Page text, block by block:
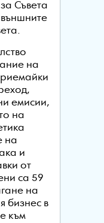
Съвета
на
емисии,
на
на
и
от
са 59
на
бизнес в
към